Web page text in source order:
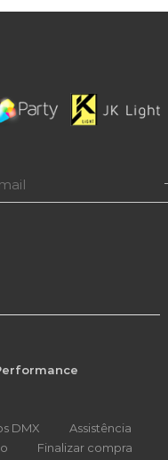
DMX
Assistência
Finalizar compra